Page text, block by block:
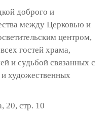
доброго и
между Церковью и
центром,
гостей храма,
и судьбой связанных с
художественных
20, стр. 10